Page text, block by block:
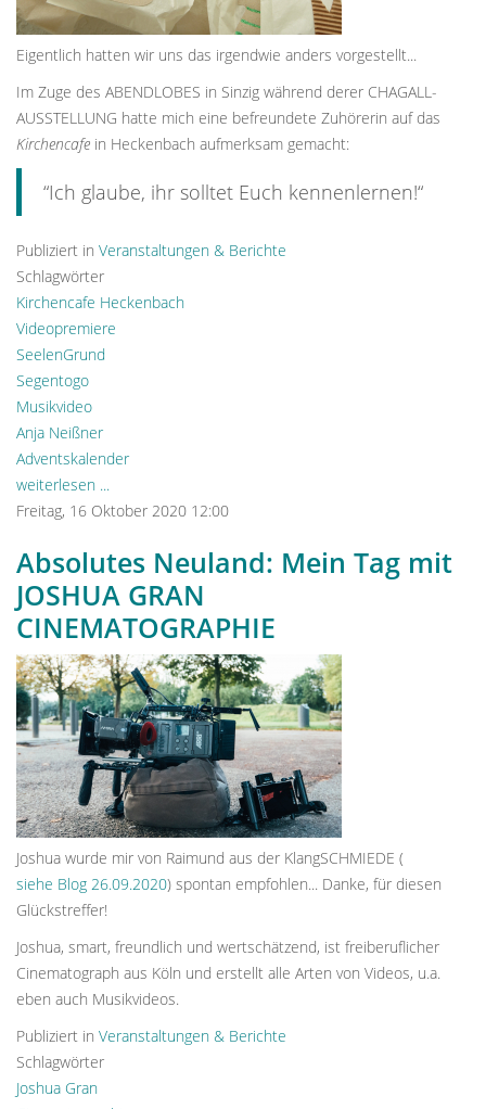
Eigentlich hatten wir uns das irgendwie anders vorgestellt...
Im Zuge des ABENDLOBES in Sinzig während derer CHAGALL-
AUSSTELLUNG hatte mich eine befreundete Zuhörerin auf das
Kirchencafe in Heckenbach aufmerksam gemacht:
“Ich glaube, ihr solltet Euch kennenlernen!“
Publiziert in Veranstaltungen & Berichte
Schlagwörter
Kirchencafe Heckenbach
Videopremiere
SeelenGrund
Segentogo
Musikvideo
Anja Neißner
Adventskalender
weiterlesen ...
Freitag, 16 Oktober 2020 12:00
Absolutes Neuland: Mein Tag mit
JOSHUA GRAN
CINEMATOGRAPHIE
Joshua wurde mir von Raimund aus der KlangSCHMIEDE (
siehe Blog 26.09.2020) spontan empfohlen... Danke, für diesen
Glückstreffer!
Joshua, smart, freundlich und wertschätzend, ist freiberuflicher
Cinematograph aus Köln und erstellt alle Arten von Videos, u.a.
eben auch Musikvideos.
Publiziert in Veranstaltungen & Berichte
Schlagwörter
Joshua Gran